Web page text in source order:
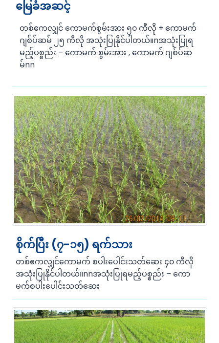
မြေခံအဆင့်
တစ်ဧကလျှင် ကောမက်စွမ်းအား ၅၀ ကီလို + ကောမက်
ဂျစ်ပ်ဆမ် ၂၅ ကီလို အသုံးပြုနိုင်ပါတယ်။nအသုံးပြုရ
မည့်ပစ္စည်း – ကောမက် စွမ်းအား , ကောမက် ဂျစ်ပ်ဆ
မ်nn
စိုက်ပြီး (၇-၁၅) ရက်သား
တစ်ဧကလျှင်ကောမက် စပါးပေါင်းသတ်ဆေး ၄၀ ကီလို
အသုံးပြုနိုင်ပါတယ်။nnအသုံးပြုရမည့်ပစ္စည်း – ကော
မက်စပါးပေါင်းသတ်ဆေး